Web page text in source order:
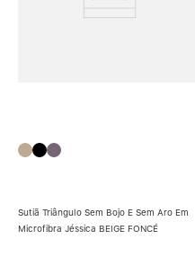
Sutiã Triângulo Sem Bojo E Sem Aro Em
Microfibra Jéssica BEIGE FONCÉ